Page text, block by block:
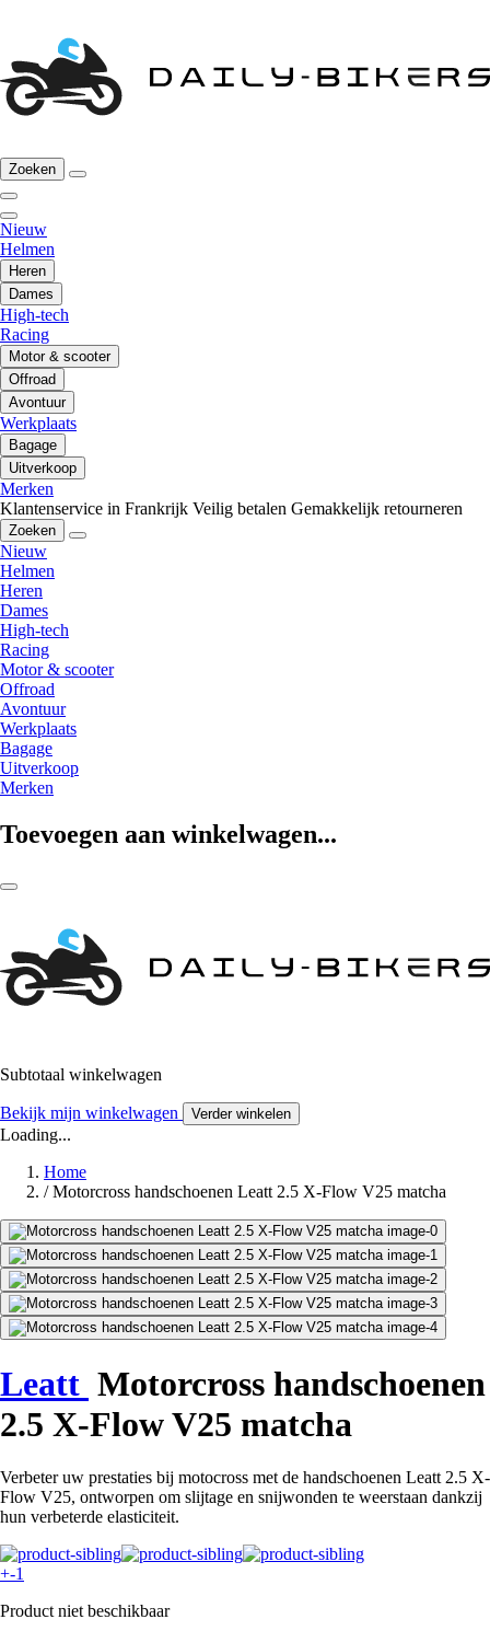
Zoeken
Nieuw
Helmen
Heren
Dames
High-tech
Racing
Motor & scooter
Offroad
Avontuur
Werkplaats
Bagage
Uitverkoop
Merken
Klantenservice in Frankrijk Veilig betalen Gemakkelijk retourneren
Zoeken
Nieuw
Helmen
Heren
Dames
High-tech
Racing
Motor & scooter
Offroad
Avontuur
Werkplaats
Bagage
Uitverkoop
Merken
Toevoegen aan winkelwagen...
Subtotaal winkelwagen
Bekijk mijn winkelwagen Verder winkelen
Loading...
Home
/ Motorcross handschoenen Leatt 2.5 X-Flow V25 matcha
Leatt Motorcross handschoenen
2.5 X-Flow V25 matcha
Verbeter uw prestaties bij motocross met de handschoenen Leatt 2.5 X-
Flow V25, ontworpen om slijtage en snijwonden te weerstaan dankzij
hun verbeterde elasticiteit.
+-1
Product niet beschikbaar